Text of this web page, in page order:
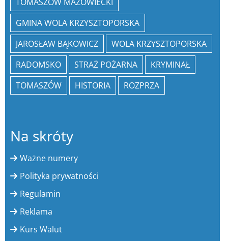
GMINA WOLA KRZYSZTOPORSKA
JAROSŁAW BĄKOWICZ
WOLA KRZYSZTOPORSKA
RADOMSKO
STRAŻ POŻARNA
KRYMINAŁ
TOMASZÓW
HISTORIA ROZPRZA
Na skróty
Ważne numery
Polityka prywatności
Regulamin
Reklama
Kurs Walut